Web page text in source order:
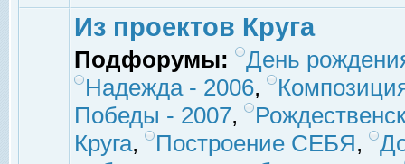
Из проектов Круга
Подфорумы:
День
Надежда - 2006,
Победы - 2007,
Круга, Построение СЕБЯ,